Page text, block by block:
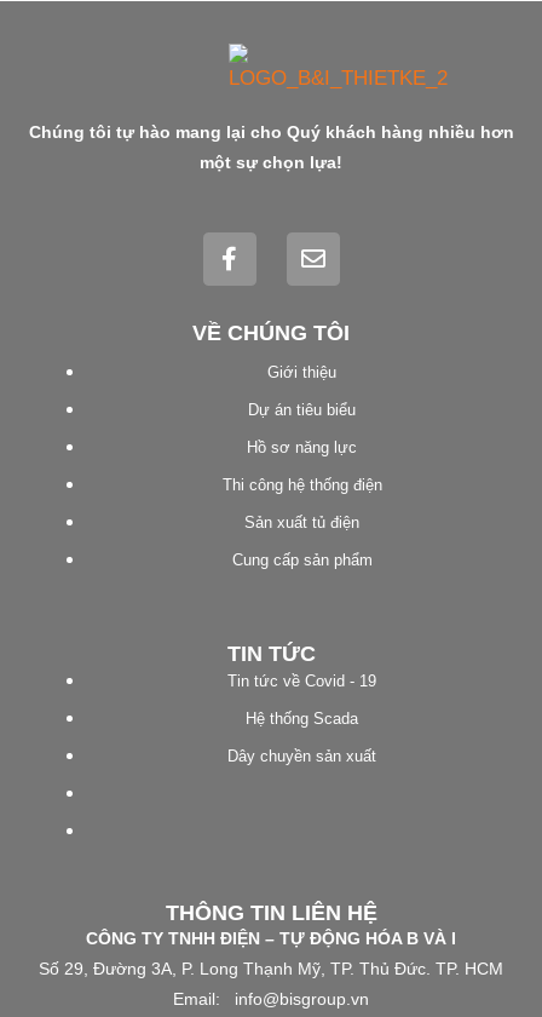
Chúng tôi tự hào mang lại cho Quý khách hàng nhiều hơn
một sự chọn lựa!
F
a
c
b
E
n
v
o
p
e
VỀ CHÚNG TÔI
Giới thiệu
Dự án tiêu biểu
Hồ sơ năng lực
Thi công hệ thống điện
Sản xuất tủ điện
Cung cấp sản phẩm
TIN TỨC
Tin tức về Covid - 19
Hệ thống Scada
Dây chuyền sản xuất
THÔNG TIN LIÊN HỆ
CÔNG TY TNHH ĐIỆN – TỰ ĐỘNG HÓA B VÀ I
Số 29, Đường 3A, P. Long Thạnh Mỹ, TP. Thủ Đức. TP. HCM
Email: info@bisgroup.vn